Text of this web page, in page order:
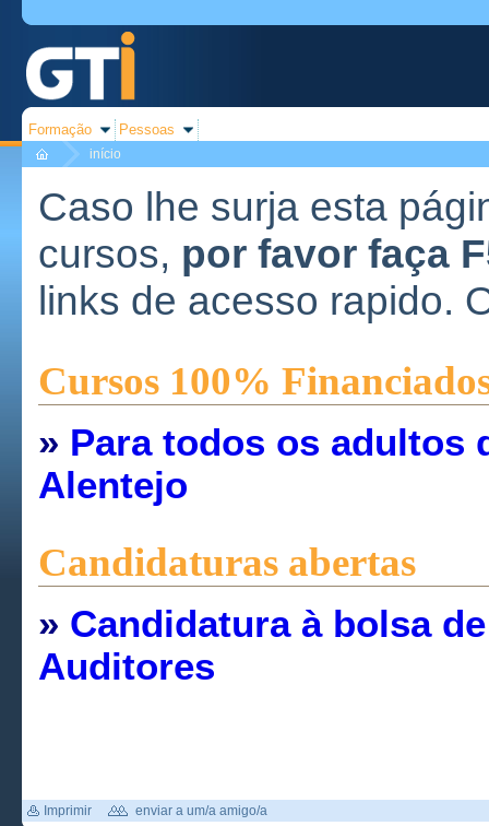
Formação Pessoas
início
Caso lhe surja esta
cursos, por favor faça
links de acesso rapido.
Cursos 100%
» Para todos os adultos
Alentejo
Candidaturas abertas
» Candidatura à bolsa
Auditores
Imprimir enviar a um/a amigo/a